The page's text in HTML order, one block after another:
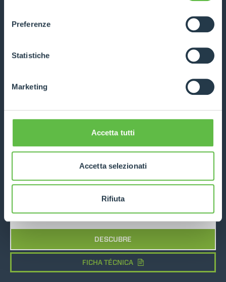
dell'informativa completa nel footer presente in ogni
pagina. Per esercitare i diritti riconosciuti all'interessato ai
GDPR abbiamo predisposto una
apposita procedura.
Preferenze
Statistiche
Marketing
Accetta tutti
Accetta selezionati
Rifiuta
7000 24 170
DESCUBRE
COMPARA
FICHA TÉCNICA